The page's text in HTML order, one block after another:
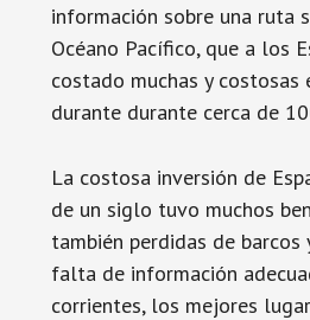
información sobre una ruta
Océano Pacífico, que a los
costado muchas y costosas
durante durante cerca de
La costosa inversión de
de un siglo tuvo muchos
también perdidas de barcos
falta de información
corrientes, los mejores